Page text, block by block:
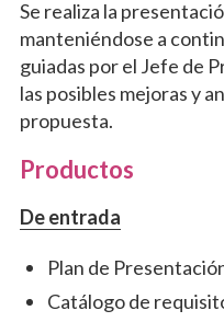
Se realiza la
manteniéndose a
guiadas por el Jefe de
las posibles mejoras y
propuesta.
Productos
De entrada
Plan de
Catálogo de